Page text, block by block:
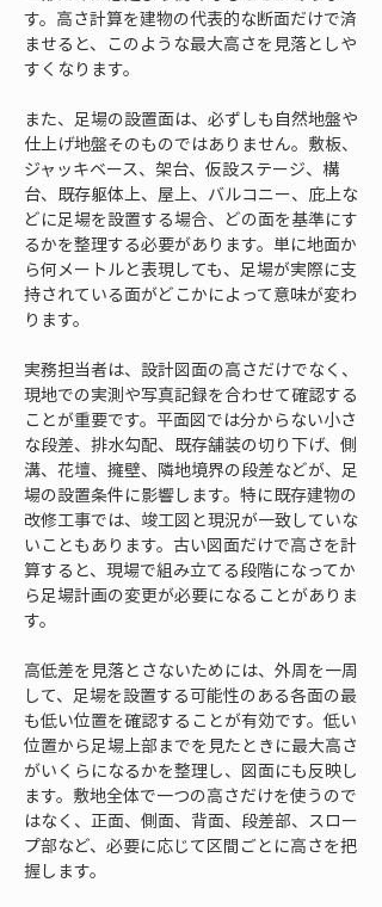
す。高さ計算を建物の代表的な断面だけで済
ませると、このような最大高さを見落としや
すくなります。
また、足場の設置面は、必ずしも自然地盤や
仕上げ地盤そのものではありません。敷板、
ジャッキベース、架台、仮設ステージ、構
台、既存躯体上、屋上、バルコニー、庇上な
どに足場を設置する場合、どの面を基準にす
るかを整理する必要があります。単に地面か
ら何メートルと表現しても、足場が実際に支
持されている面がどこかによって意味が変わ
ります。
実務担当者は、設計図面の高さだけでなく、
現地での実測や写真記録を合わせて確認する
ことが重要です。平面図では分からない小さ
な段差、排水勾配、既存舗装の切り下げ、側
溝、花壇、擁壁、隣地境界の段差などが、足
場の設置条件に影響します。特に既存建物の
改修工事では、竣工図と現況が一致していな
いこともあります。古い図面だけで高さを計
算すると、現場で組み立てる段階になってか
ら足場計画の変更が必要になることがありま
す。
高低差を見落とさないためには、外周を一周
して、足場を設置する可能性のある各面の最
も低い位置を確認することが有効です。低い
位置から足場上部までを見たときに最大高さ
がいくらになるかを整理し、図面にも反映し
ます。敷地全体で一つの高さだけを使うので
はなく、正面、側面、背面、段差部、スロー
プ部など、必要に応じて区間ごとに高さを把
握します。